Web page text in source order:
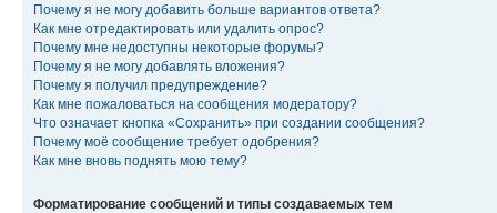
Почему я не могу добавить больше вариантов ответа?
Как мне отредактировать или удалить опрос?
Почему мне недоступны некоторые форумы?
Почему я не могу добавлять вложения?
Почему я получил предупреждение?
Как мне пожаловаться на сообщения модератору?
Что означает кнопка «Сохранить» при создании сообщения?
Почему моё сообщение требует одобрения?
Как мне вновь поднять мою тему?
Форматирование сообщений и типы создаваемых тем